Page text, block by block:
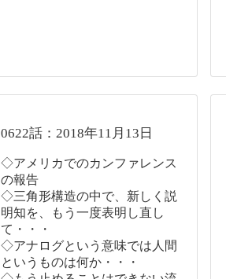
0622話：2018年11月13日
◇アメリカでのカンファレンス
の報告
◇三角形構造の中で、新しく説
明知を、もう一度表明し直し
て・・・
◇アナログという意味では人間
というものは何か・・・